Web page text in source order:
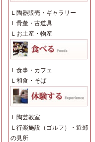
Ｌ 陶器販売・ギャラリー
Ｌ 骨董・古道具
Ｌ お土産・物産
Ｌ 食事・カフェ
Ｌ 和食・そば
Ｌ 陶芸教室
Ｌ 行楽施設（ゴルフ）・近郊
の見所